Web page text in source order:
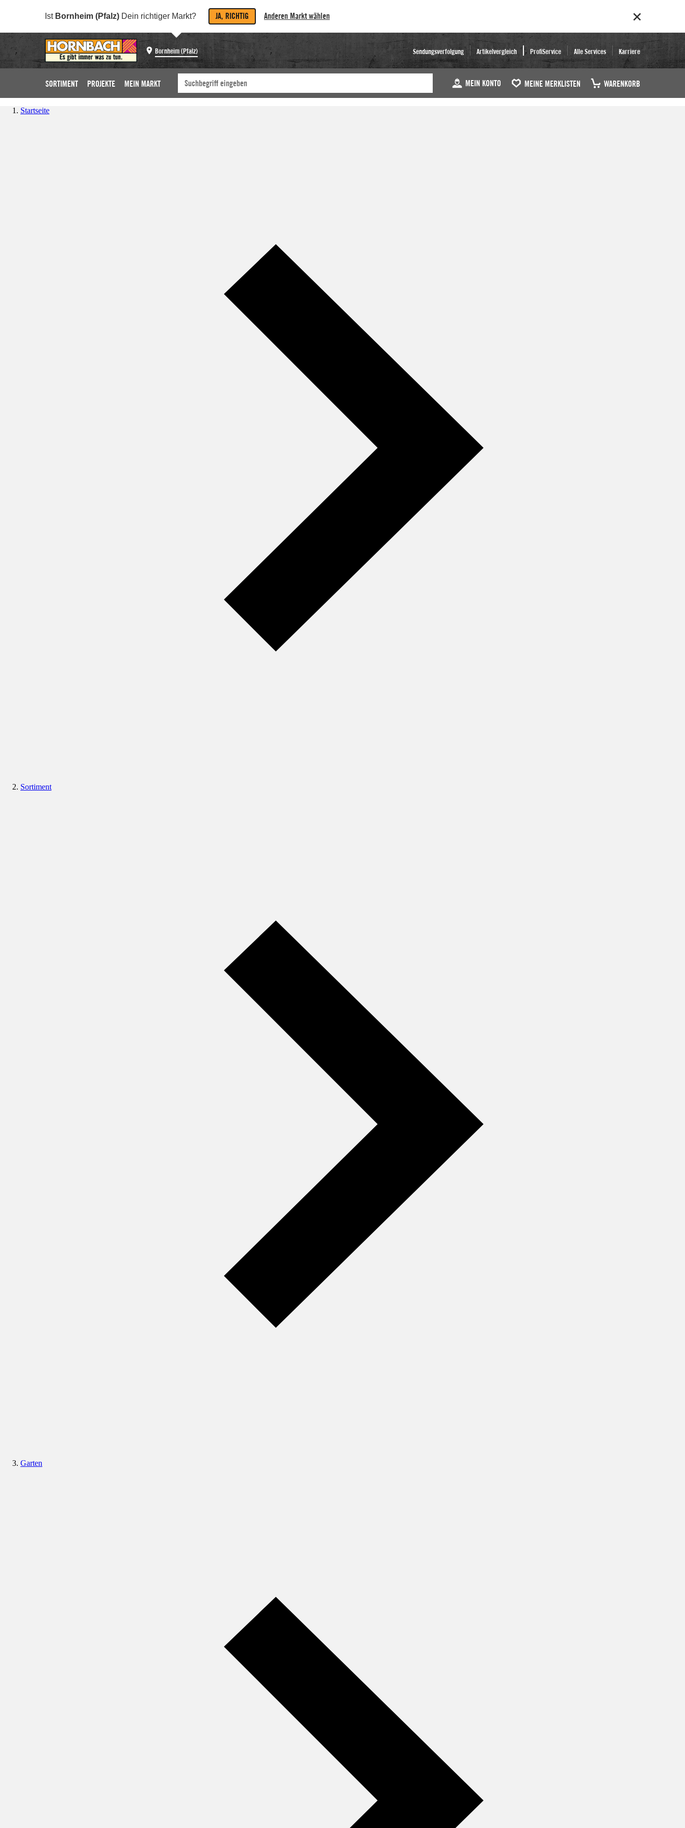
Ist Bornheim (Pfalz) Dein richtiger Markt? JA, RICHTIG Anderen Markt wählen
Bornheim (Pfalz) Sendungsverfolgung Artikelvergleich ProfiService Alle Services Karriere
SORTIMENT PROJEKTE MEIN MARKT MEIN KONTO MEINE MERKLISTEN WARENKORB
Startseite
Sortiment
Garten